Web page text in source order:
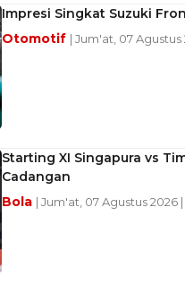
Impresi Singkat Suzuki
Otomotif | Jum'at, 07 Agustus
Starting XI Singapura vs
Cadangan
Bola | Jum'at, 07 Agustus 2026 |